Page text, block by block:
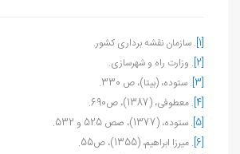
[1]. سازمان نقشه برداری کشور.
[2] . وزارت راه و شهرسازی.
[3]
. ستوده، (بی‏تا)، ص 330.
[4] . معطوفی، (1387)، ص690.
[5] . ستوده، (1377)، صص 525 و 532.
[6] . میرزا ابراهیم، (1355)، ص55.